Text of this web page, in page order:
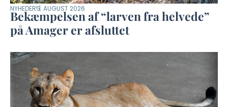
NYHEDER5. AUGUST 2026
Bekæmpelsen af “larven fra helvede”
på Amager er afsluttet